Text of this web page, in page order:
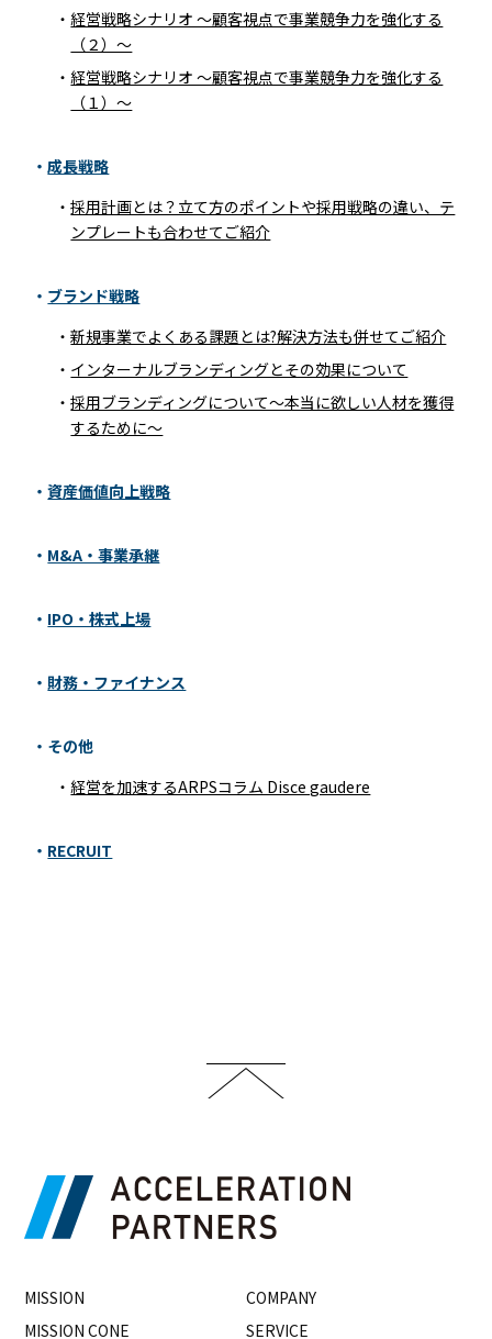
SERVICE
EXPERT
COLUMN
経営戦略シナリオ ～顧客視点で事業競争力を強化する
（２）～
経営戦略シナリオ ～顧客視点で事業競争力を強化する
（１）～
成長戦略
採用計画とは？立て方のポイントや採用戦略の違い、テ
ンプレートも合わせてご紹介
ブランド戦略
新規事業でよくある課題とは?解決方法も併せてご紹介
インターナルブランディングとその効果について
採用ブランディングについて～本当に欲しい人材を獲得
するために～
資産価値向上戦略
M&A・事業承継
IPO・株式上場
財務・ファイナンス
その他
経営を加速するARPSコラム Disce gaudere
RECRUIT
MISSION
MISSION CONE
COMPANY
SERVICE